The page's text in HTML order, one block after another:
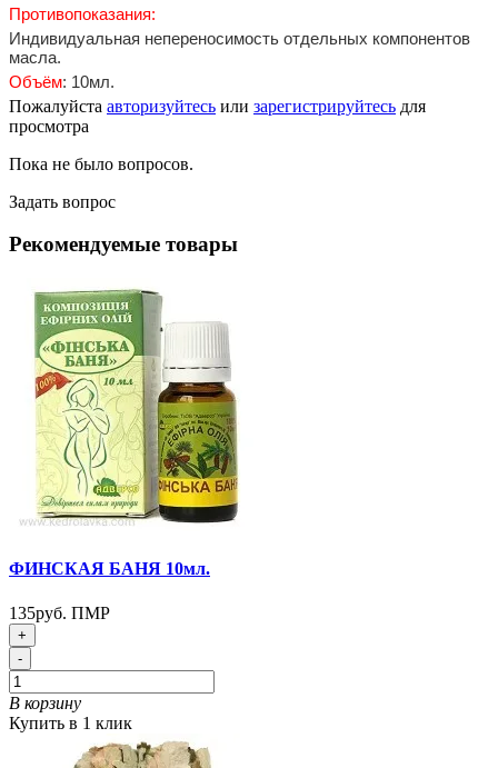
Противопоказания:
Индивидуальная непереносимость отдельных компонентов
масла.
Объём: 10мл.
Пожалуйста авторизуйтесь или зарегистрируйтесь для
просмотра
Пока не было вопросов.
Задать вопрос
Рекомендуемые товары
ФИНСКАЯ БАНЯ 10мл.
135руб. ПМР
+
-
В корзину
Купить в 1 клик